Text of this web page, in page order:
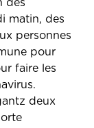
des
matin, des
personnes
pour
faire les
deux